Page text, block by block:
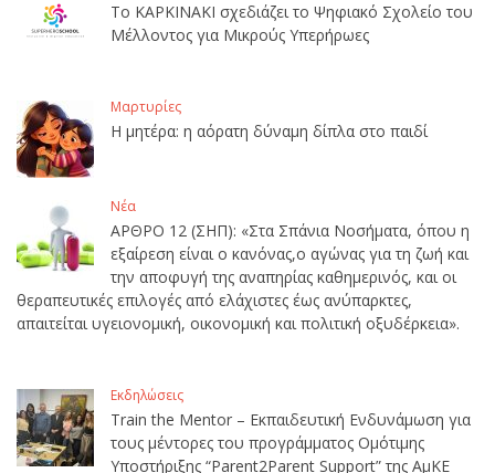
Το ΚΑΡΚΙΝΑΚΙ σχεδιάζει το Ψηφιακό Σχολείο του
Μέλλοντος για Μικρούς Υπερήρωες
Μαρτυρίες
Η μητέρα: η αόρατη δύναμη δίπλα στο παιδί
Νέα
ΑΡΘΡΟ 12 (ΣΗΠ): «Στα Σπάνια Νοσήματα, όπου η
εξαίρεση είναι ο κανόνας,ο αγώνας για τη ζωή και
την αποφυγή της αναπηρίας καθημερινός, και οι
θεραπευτικές επιλογές από ελάχιστες έως ανύπαρκτες,
απαιτείται υγειονομική, οικονομική και πολιτική οξυδέρκεια».
Εκδηλώσεις
Train the Mentor – Εκπαιδευτική Ενδυνάμωση για
τους μέντορες του προγράμματος Ομότιμης
Υποστήριξης “Parent2Parent Support” της ΑμΚΕ